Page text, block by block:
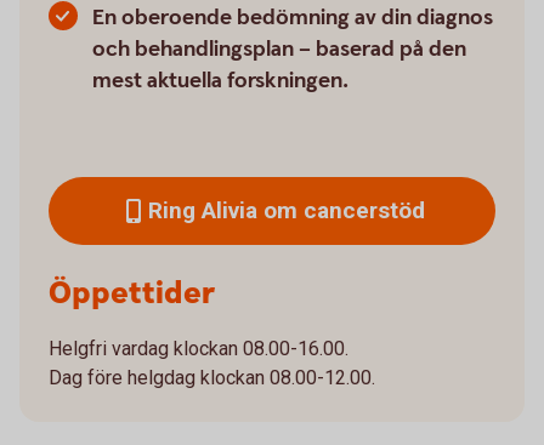
En oberoende bedömning av din diagnos
och behandlingsplan – baserad på den
mest aktuella forskningen.
Ring Alivia om cancerstöd
Öppettider
Helgfri vardag klockan 08.00-16.00.
Dag före helgdag klockan 08.00-12.00.